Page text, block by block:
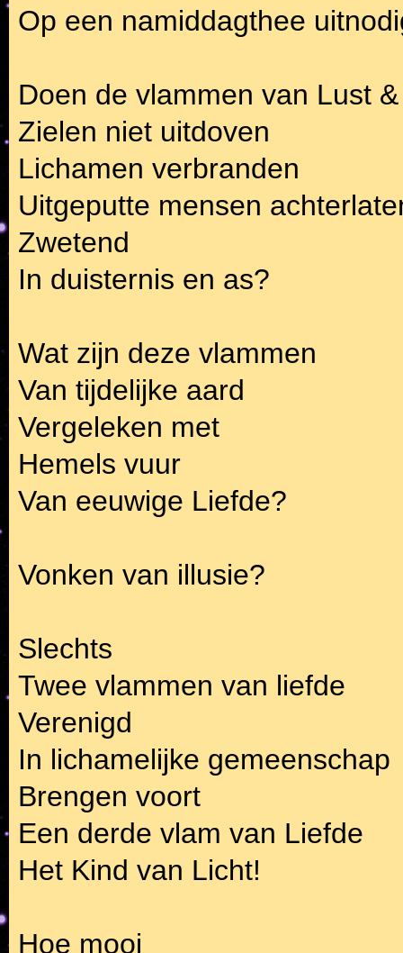
Op een namiddagthee
Doen de vlammen van Lust
Zielen niet uitdoven
Lichamen verbranden
Uitgeputte mensen
Zwetend
In duisternis en as?
Wat zijn deze vlammen
Van tijdelijke aard
Vergeleken met
Hemels vuur
Van eeuwige Liefde?
Vonken van illusie?
Slechts
Twee vlammen van liefde
Verenigd
In lichamelijke gemeenschap
Brengen voort
Een derde vlam van Liefde
Het Kind van Licht!
Hoe mooi